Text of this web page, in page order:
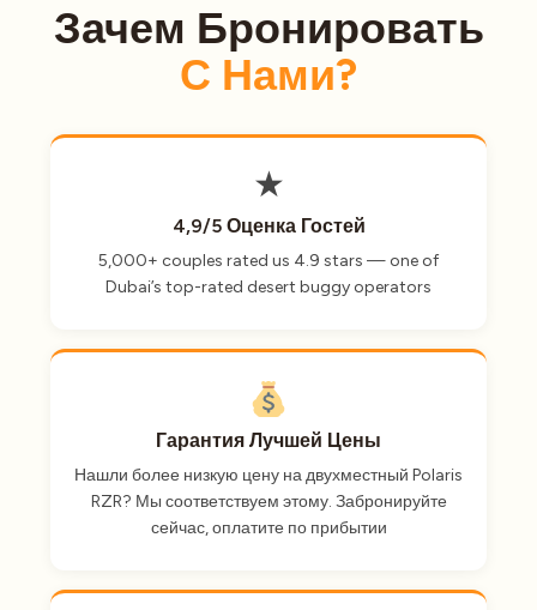
Зачем Бронировать
С Нами?
★
4,9/5 Оценка Гостей
5,000+ couples rated us 4.9 stars — one of
Dubai’s top-rated desert buggy operators
Гарантия Лучшей Цены
Нашли более низкую цену на двухместный Polaris
RZR? Мы соответствуем этому. Забронируйте
сейчас, оплатите по прибытии